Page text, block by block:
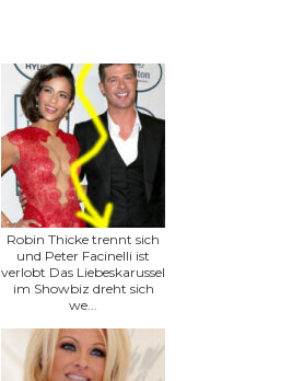
Robin Thicke trennt sich
und Peter Facinelli ist
verlobt Das Liebeskarussel
im Showbiz dreht sich
we...